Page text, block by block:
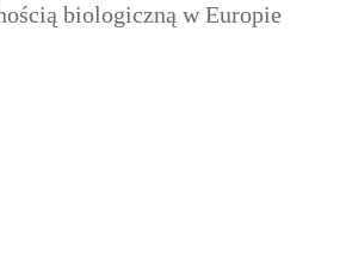
biologiczną w Europie